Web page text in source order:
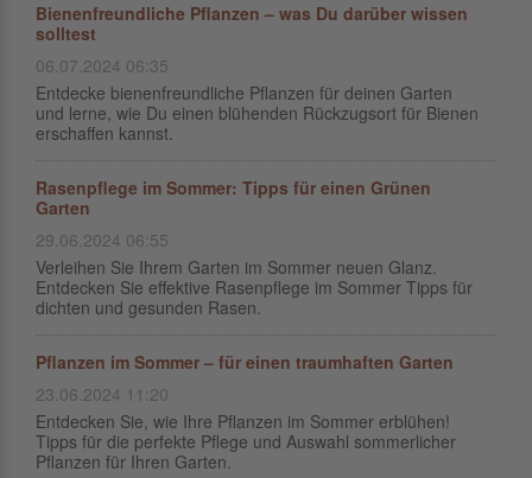
Bienenfreundliche Pflanzen – was Du darüber wissen
solltest
06.07.2024 06:35
Entdecke bienenfreundliche Pflanzen für deinen Garten
und lerne, wie Du einen blühenden Rückzugsort für Bienen
erschaffen kannst.
Rasenpflege im Sommer: Tipps für einen Grünen
Garten
29.06.2024 06:55
Verleihen Sie Ihrem Garten im Sommer neuen Glanz.
Entdecken Sie effektive Rasenpflege im Sommer Tipps für
dichten und gesunden Rasen.
Pflanzen im Sommer – für einen traumhaften Garten
23.06.2024 11:20
Entdecken Sie, wie Ihre Pflanzen im Sommer erblühen!
Tipps für die perfekte Pflege und Auswahl sommerlicher
Pflanzen für Ihren Garten.